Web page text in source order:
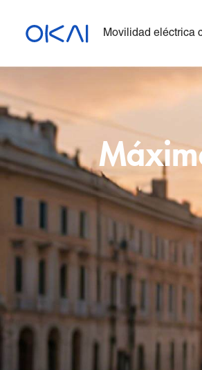
Movilidad eléctrica
Bicicletas eléctricas
Patinete eléctrico con
asiento
Estación de carga